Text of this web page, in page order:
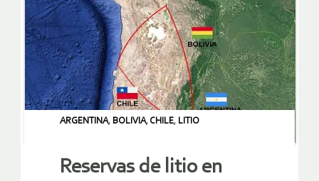
ARGENTINA, BOLIVIA, CHILE, LITIO
Reservas de litio en